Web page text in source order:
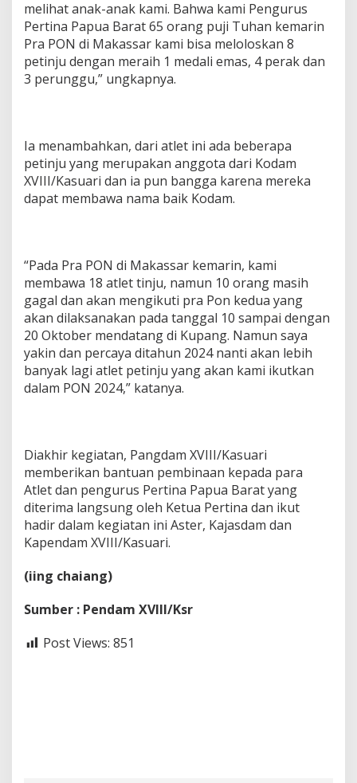
melihat anak-anak kami. Bahwa kami Pengurus
Pertina Papua Barat 65 orang puji Tuhan kemarin
Pra PON di Makassar kami bisa meloloskan 8
petinju dengan meraih 1 medali emas, 4 perak dan
3 perunggu,” ungkapnya.
Ia menambahkan, dari atlet ini ada beberapa
petinju yang merupakan anggota dari Kodam
XVIII/Kasuari dan ia pun bangga karena mereka
dapat membawa nama baik Kodam.
“Pada Pra PON di Makassar kemarin, kami
membawa 18 atlet tinju, namun 10 orang masih
gagal dan akan mengikuti pra Pon kedua yang
akan dilaksanakan pada tanggal 10 sampai dengan
20 Oktober mendatang di Kupang. Namun saya
yakin dan percaya ditahun 2024 nanti akan lebih
banyak lagi atlet petinju yang akan kami ikutkan
dalam PON 2024,” katanya.
Diakhir kegiatan, Pangdam XVIII/Kasuari
memberikan bantuan pembinaan kepada para
Atlet dan pengurus Pertina Papua Barat yang
diterima langsung oleh Ketua Pertina dan ikut
hadir dalam kegiatan ini Aster, Kajasdam dan
Kapendam XVIII/Kasuari.
(iing chaiang)
Sumber : Pendam XVIII/Ksr
Post Views: 851